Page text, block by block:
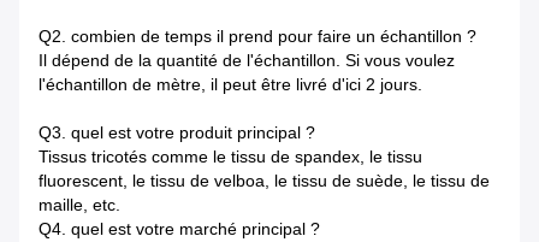
Q2. combien de temps il prend pour faire un échantillon ?
Il dépend de la quantité de l'échantillon. Si vous voulez
l'échantillon de mètre, il peut être livré d'ici 2 jours.
Q3. quel est votre produit principal ?
Tissus tricotés comme le tissu de spandex, le tissu
fluorescent, le tissu de velboa, le tissu de suède, le tissu de
maille, etc.
Q4. quel est votre marché principal ?